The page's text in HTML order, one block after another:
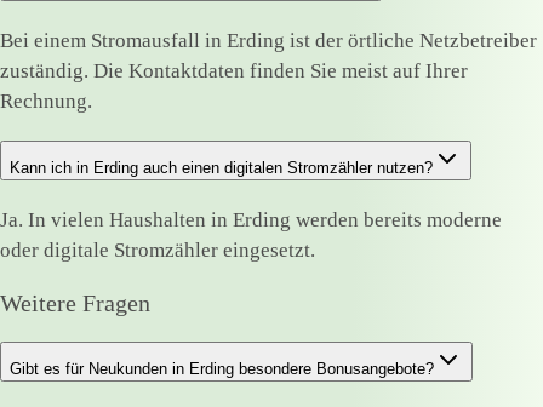
Bei einem Stromausfall in Erding ist der örtliche Netzbetreiber
zuständig. Die Kontaktdaten finden Sie meist auf Ihrer
Rechnung.
Kann ich in Erding auch einen digitalen Stromzähler nutzen?
Ja. In vielen Haushalten in Erding werden bereits moderne
oder digitale Stromzähler eingesetzt.
Weitere Fragen
Gibt es für Neukunden in Erding besondere Bonusangebote?